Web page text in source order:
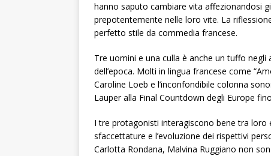
hanno saputo cambiare vita affezionandosi
prepotentemente nelle loro vite. La
perfetto stile da commedia francese.
Tre uomini e una culla è anche un tuffo negli
dell’epoca. Molti in lingua francese come
Caroline Loeb e l’inconfondibile colonna
Lauper alla Final Countdown degli Europe
I tre protagonisti interagiscono bene tra
sfaccettature e l’evoluzione dei rispettivi
Carlotta Rondana, Malvina Ruggiano non